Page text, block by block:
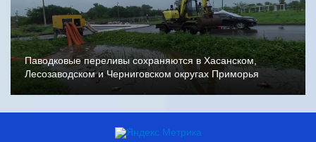
Паводковые переливы сохраняются в Хасанском,
Лесозаводском и Черниговском округах Приморья